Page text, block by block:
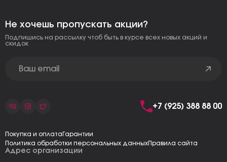
Адрес организации
Не хочешь пропускать акции?
Подпишись на рассылку чтоб быть в курсе всех новых акций и
скидок
+7 (925) 388 88 00
Покупка и оплата Гарантии
Политика обработки персональных данныхПравила сайта